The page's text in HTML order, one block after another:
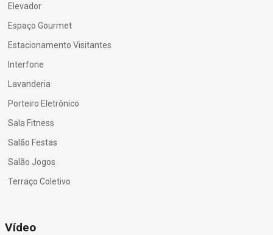
Elevador
Espaço Gourmet
Estacionamento Visitantes
Interfone
Lavanderia
Porteiro Eletrônico
Sala Fitness
Salão Festas
Salão Jogos
Terraço Coletivo
Vídeo